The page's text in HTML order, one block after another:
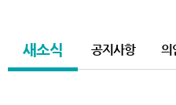
새소식 공지사항 의